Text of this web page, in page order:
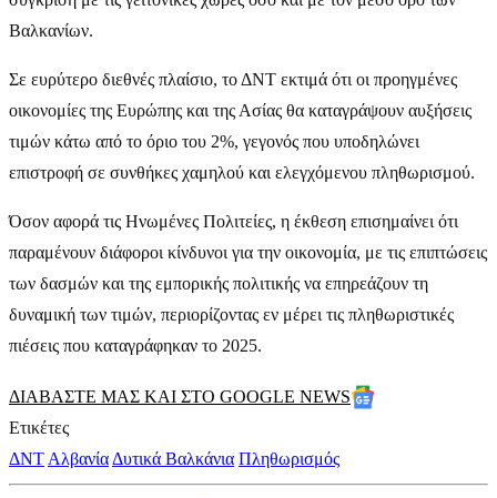
Βαλκανίων.
Σε ευρύτερο διεθνές πλαίσιο, το ΔΝΤ εκτιμά ότι οι προηγμένες
οικονομίες της Ευρώπης και της Ασίας θα καταγράψουν αυξήσεις
τιμών κάτω από το όριο του 2%, γεγονός που υποδηλώνει
επιστροφή σε συνθήκες χαμηλού και ελεγχόμενου πληθωρισμού.
Όσον αφορά τις Ηνωμένες Πολιτείες, η έκθεση επισημαίνει ότι
παραμένουν διάφοροι κίνδυνοι για την οικονομία, με τις επιπτώσεις
των δασμών και της εμπορικής πολιτικής να επηρεάζουν τη
δυναμική των τιμών, περιορίζοντας εν μέρει τις πληθωριστικές
πιέσεις που καταγράφηκαν το 2025.
ΔΙΑΒΑΣΤΕ ΜΑΣ ΚΑΙ ΣΤΟ GOOGLE NEWS
Ετικέτες
ΔΝΤ Αλβανία Δυτικά Βαλκάνια Πληθωρισμός